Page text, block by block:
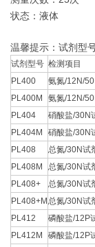
状态：液体
温馨提示：试剂型
试剂型号 检测项目
PL400
氨氮/12N/
PL400M
氨氮/12N/
PL404
硝酸盐/30N
PL404M
硝酸盐/30N
PL408
总氮/30N试
PL408M
总氮/30N试
PL408+
总氮/30N试
PL408+M 总氮/30N试
PL412
磷酸盐/12P
PL412M
磷酸盐/12P